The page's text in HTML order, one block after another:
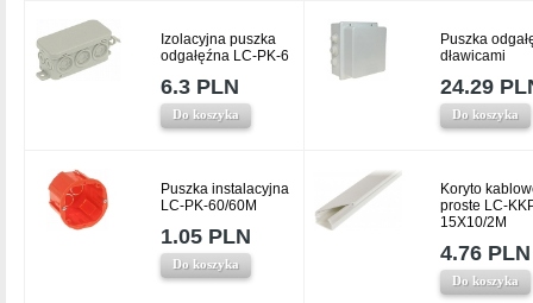
Izolacyjna puszka
odgałęźna LC-PK-6
6.3 PLN
Do koszyka
Puszka
dławicami
24.29
Do koszyka
Puszka instalacyjna
LC-PK-60/60M
1.05 PLN
Do koszyka
Koryto
proste LC-
15X10/2M
4.76 PLN
Do koszyka